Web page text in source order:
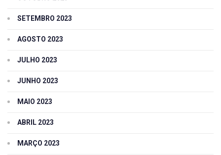
SETEMBRO 2023
AGOSTO 2023
JULHO 2023
JUNHO 2023
MAIO 2023
ABRIL 2023
MARÇO 2023